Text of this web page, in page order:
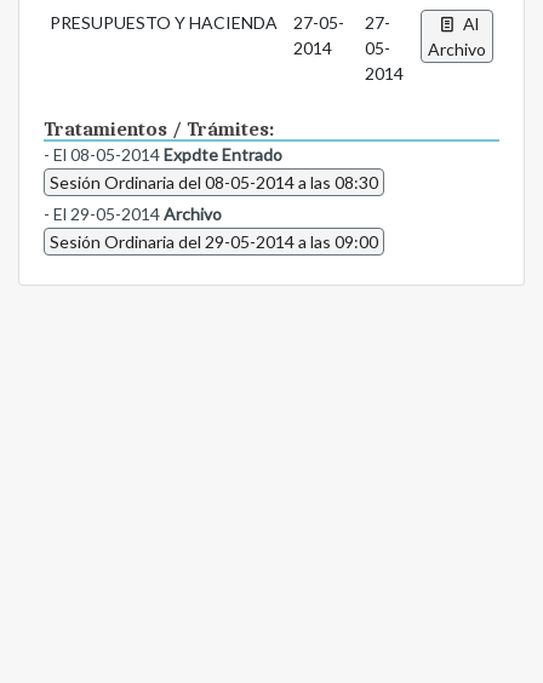
PRESUPUESTO Y HACIENDA
27-05-
2014
27-
05-
2014
Al
Archivo
Tratamientos / Trámites:
- El 08-05-2014Expdte Entrado
Sesión Ordinaria del 08-05-2014 a las 08:30
- El 29-05-2014Archivo
Sesión Ordinaria del 29-05-2014 a las 09:00